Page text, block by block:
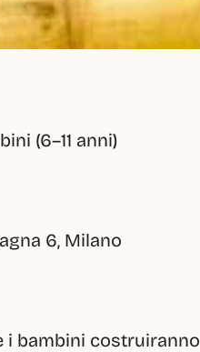
(6–11 anni)
6, Milano
i bambini costruiranno